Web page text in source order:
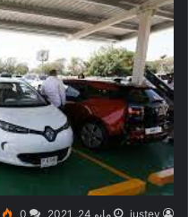
justev مايو 24, 2021 0